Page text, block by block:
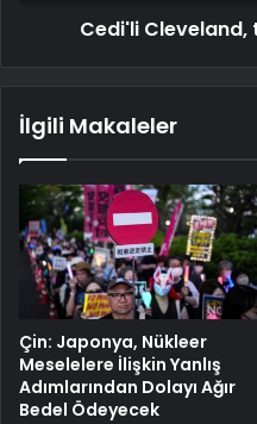
Cedi'li Cleveland,
İlgili Makaleler
Çin: Japonya, Nükleer
Meselelere İlişkin Yanlış
Adımlarından Dolayı Ağır
Bedel Ödeyecek